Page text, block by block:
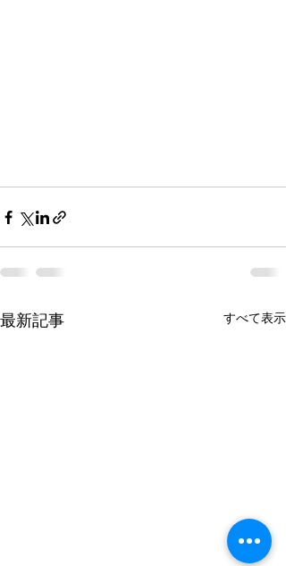
最新記事 すべて表示